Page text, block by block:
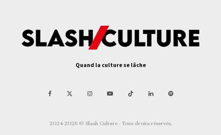
Quand la culture se lâche
2024-2026 © Slash Culture - Tous droits réservés.